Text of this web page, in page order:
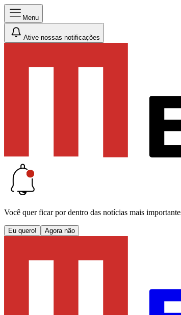
Menu
Ative nossas notificações
Você quer ficar por dentro das notícias mais
Eu quero! Agora não